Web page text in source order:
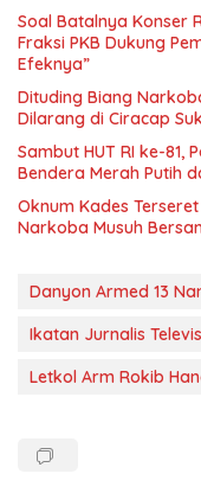
Soal Batalnya Konser
Fraksi PKB Dukung
Efeknya”
Dituding Biang
Dilarang di Ciracap
Sambut HUT RI ke-81,
Bendera Merah Putih
Oknum Kades
Narkoba Musuh
Danyon Armed 13
Ikatan Jurnalis
Letkol Arm Rokib